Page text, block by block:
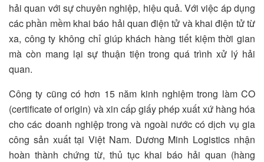
hải quan với sự chuyên nghiệp, hiệu quả. Với việc áp dụng
các phần mềm khai báo hải quan điện tử và khai điện tử từ
xa, công ty không chỉ giúp khách hàng tiết kiệm thời gian
mà còn mang lại sự thuận tiện trong quá trình xử lý hải
quan.
Công ty cũng có hơn 15 năm kinh nghiệm trong làm CO
(certificate of origin) và xin cấp giấy phép xuất xứ hàng hóa
cho các doanh nghiệp trong và ngoài nước có dịch vụ gia
công sản xuất tại Việt Nam. Dương Minh Logistics nhận
hoàn thành chứng từ, thủ tục khai báo hải quan (hàng